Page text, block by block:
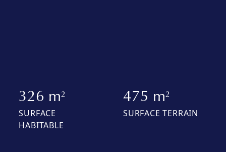
326 m2
SURFACE
HABITABLE
475 m2
SURFACE TERRAIN